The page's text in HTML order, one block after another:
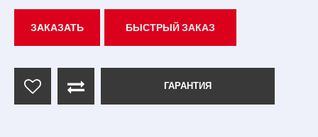
ЗАКАЗАТЬ БЫСТРЫЙ ЗАКАЗ
ГАРАНТИЯ